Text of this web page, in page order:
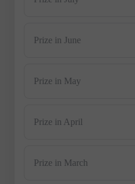
Prize in June
Prize in May
Prize in April
Prize in March